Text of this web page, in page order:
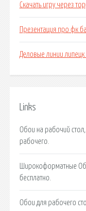
Скачать игру через
Презентация про фк
Деловые линии
Links
Обои на рабочий
рабочего.
Широкоформатные
бесплатно.
Обои для рабочего